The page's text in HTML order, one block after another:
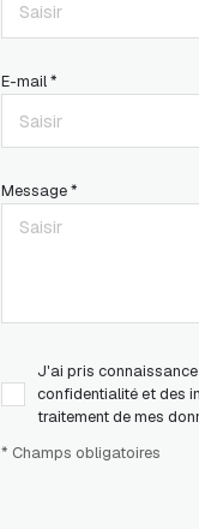
E-mail *
Message *
J'ai pris
confidentialité et des
traitement de mes
* Champs obligatoires